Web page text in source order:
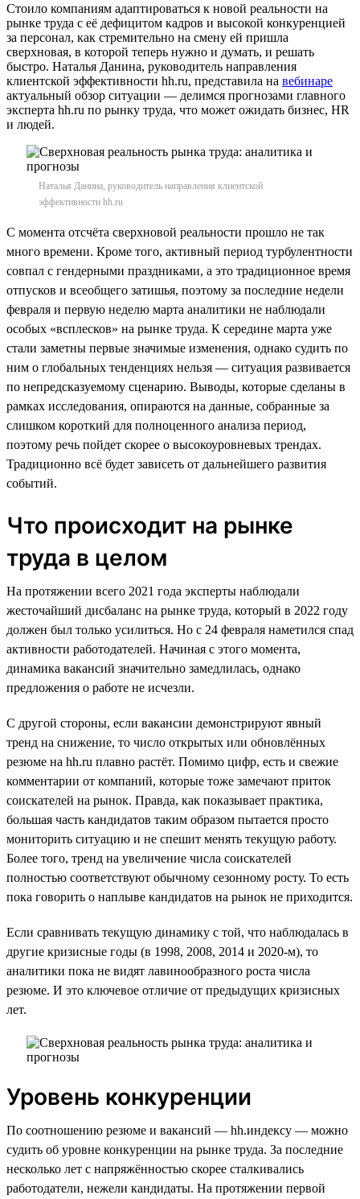
Стоило компаниям адаптироваться к новой реальности на
рынке труда с её дефицитом кадров и высокой конкуренцией
за персонал, как стремительно на смену ей пришла
сверхновая, в которой теперь нужно и думать, и решать
быстро. Наталья Данина, руководитель направления
клиентской эффективности hh.ru, представила на вебинаре
актуальный обзор ситуации — делимся прогнозами главного
эксперта hh.ru по рынку труда, что может ожидать бизнес, HR
и людей.
Наталья Данина, руководитель направления клиентской
эффективности hh.ru
С момента отсчёта сверхновой реальности прошло не так
много времени. Кроме того, активный период турбулентности
совпал с гендерными праздниками, а это традиционное время
отпусков и всеобщего затишья, поэтому за последние недели
февраля и первую неделю марта аналитики не наблюдали
особых «всплесков» на рынке труда. К середине марта уже
стали заметны первые значимые изменения, однако судить по
ним о глобальных тенденциях нельзя — ситуация развивается
по непредсказуемому сценарию. Выводы, которые сделаны в
рамках исследования, опираются на данные, собранные за
слишком короткий для полноценного анализа период,
поэтому речь пойдет скорее о высокоуровневых трендах.
Традиционно всё будет зависеть от дальнейшего развития
событий.
Что происходит на рынке
труда в целом
На протяжении всего 2021 года эксперты наблюдали
жесточайший дисбаланс на рынке труда, который в 2022 году
должен был только усилиться. Но с 24 февраля наметился спад
активности работодателей. Начиная с этого момента,
динамика вакансий значительно замедлилась, однако
предложения о работе не исчезли.
С другой стороны, если вакансии демонстрируют явный
тренд на снижение, то число открытых или обновлённых
резюме на hh.ru плавно растёт. Помимо цифр, есть и свежие
комментарии от компаний, которые тоже замечают приток
соискателей на рынок. Правда, как показывает практика,
большая часть кандидатов таким образом пытается просто
мониторить ситуацию и не спешит менять текущую работу.
Более того, тренд на увеличение числа соискателей
полностью соответствуют обычному сезонному росту. То есть
пока говорить о наплыве кандидатов на рынок не приходится.
Если сравнивать текущую динамику с той, что наблюдалась в
другие кризисные годы (в 1998, 2008, 2014 и 2020-м), то
аналитики пока не видят лавинообразного роста числа
резюме. И это ключевое отличие от предыдущих кризисных
лет.
Уровень конкуренции
По соотношению резюме и вакансий — hh.индексу — можно
судить об уровне конкуренции на рынке труда. За последние
несколько лет с напряжённостью скорее сталкивались
работодатели, нежели кандидаты. На протяжении первой